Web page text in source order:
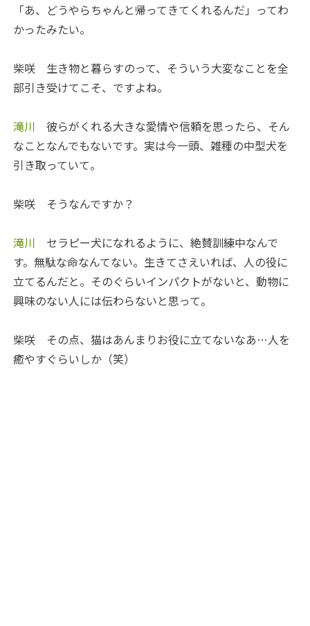
「あ、どうやらちゃんと帰ってきてくれるんだ」ってわ
かったみたい。
柴咲 生き物と暮らすのって、そういう大変なことを全
部引き受けてこそ、ですよね。
滝川 彼らがくれる大きな愛情や信頼を思ったら、そん
なことなんでもないです。実は今一頭、雑種の中型犬を
引き取っていて。
柴咲 そうなんですか？
滝川 セラピー犬になれるように、絶賛訓練中なんで
す。無駄な命なんてない。生きてさえいれば、人の役に
立てるんだと。そのぐらいインパクトがないと、動物に
興味のない人には伝わらないと思って。
柴咲 その点、猫はあんまりお役に立てないなあ…人を
癒やすぐらいしか（笑）